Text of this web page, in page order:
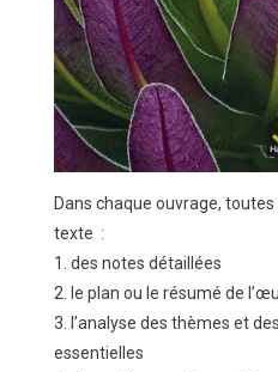
Dans chaque ouvrage,
texte :
1. des notes détaillées
2. le plan ou le résumé de
3. l’analyse des thèmes et
essentielles